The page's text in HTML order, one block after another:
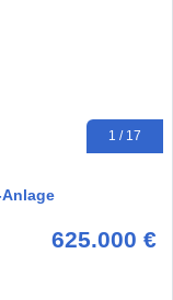
1 / 17
625.000 €